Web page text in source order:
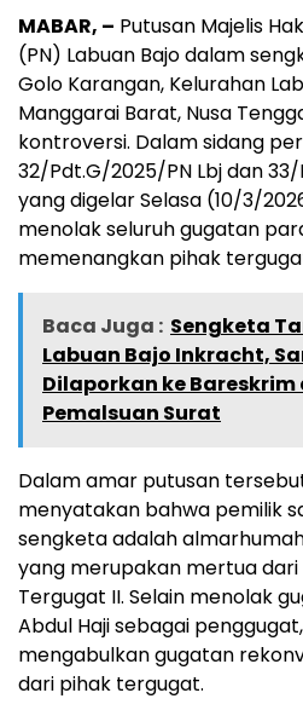
MABAR, – Putusan Majelis
(PN) Labuan Bajo dalam
Golo Karangan, Kelurahan
Manggarai Barat, Nusa
kontroversi. Dalam sidang
32/Pdt.G/2025/PN Lbj dan
yang digelar Selasa (10/3/
menolak seluruh gugatan
memenangkan pihak
Baca Juga : Sengketa
Labuan Bajo Inkracht,
Dilaporkan ke
Pemalsuan Surat
Dalam amar putusan
menyatakan bahwa pemilik
sengketa adalah
yang merupakan mertua dari
Tergugat II. Selain menolak
Abdul Haji sebagai
mengabulkan gugatan
dari pihak tergugat.